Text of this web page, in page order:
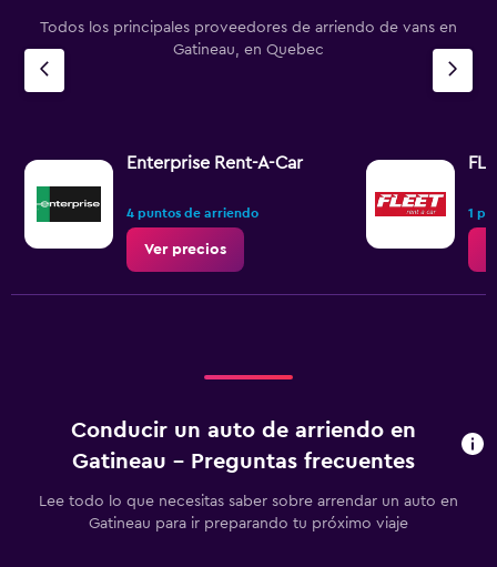
Todos los principales proveedores de arriendo de vans en
Gatineau, en Quebec
Enterprise Rent-A-Car
4 puntos de arriendo
Ver precios
1
Conducir un auto de arriendo en
Gatineau - Preguntas frecuentes
Lee todo lo que necesitas saber sobre arrendar un auto en
Gatineau para ir preparando tu próximo viaje